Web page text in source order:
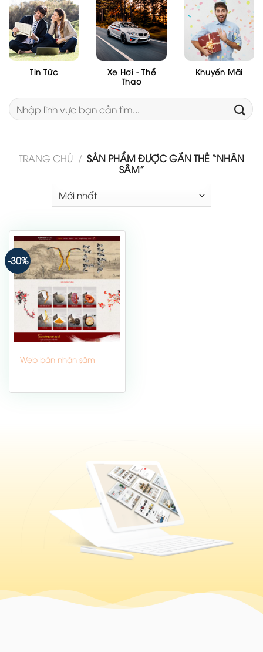
Tin Tức
Xe Hơi - Thể
Thao
Khuyến Mãi
Tìm
kiếm:
TRANG CHỦ / SẢN PHẨM ĐƯỢC GẮN THẺ “NHÂN
SÂM”
-30%
Web bán nhân sâm